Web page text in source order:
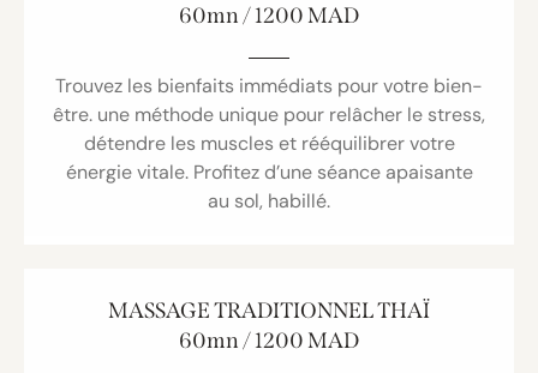
60mn / 1200 MAD
Trouvez les bienfaits immédiats pour votre bien-
être. une méthode unique pour relâcher le stress,
détendre les muscles et rééquilibrer votre
énergie vitale. Profitez d’une séance apaisante
au sol, habillé.
MASSAGE TRADITIONNEL THAÏ
60mn / 1200 MAD